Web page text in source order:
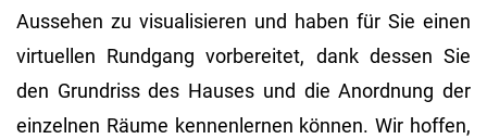
Aus­se­hen zu vi­sua­li­sie­ren und haben für Sie einen
vir­tu­el­len Rund­gang vor­be­rei­tet, dank des­sen Sie
den Grund­riss des Hau­ses und die An­ord­nung der
ein­zel­nen Räume ken­nen­ler­nen kön­nen. Wir hof­fen,